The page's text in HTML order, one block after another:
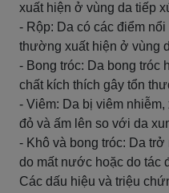
xuất hiện ở vùng da tiếp
- Rộp: Da có các điểm
thường xuất hiện ở vùng
- Bong tróc: Da bong tróc
chất kích thích gây tổn
- Viêm: Da bị viêm
đỏ và ấm lên so với da
- Khô và bong tróc: Da
do mất nước hoặc do tác
Các dấu hiệu và triệu